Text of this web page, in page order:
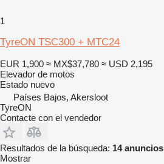
1
TyreON TSC300 + MTC24
EUR 1,900 ≈ MX$37,780 ≈ USD 2,195
Elevador de motos
Estado nuevo
Países Bajos, Akersloot
TyreON
Contacte con el vendedor
Resultados de la búsqueda: 14 anuncios
Mostrar